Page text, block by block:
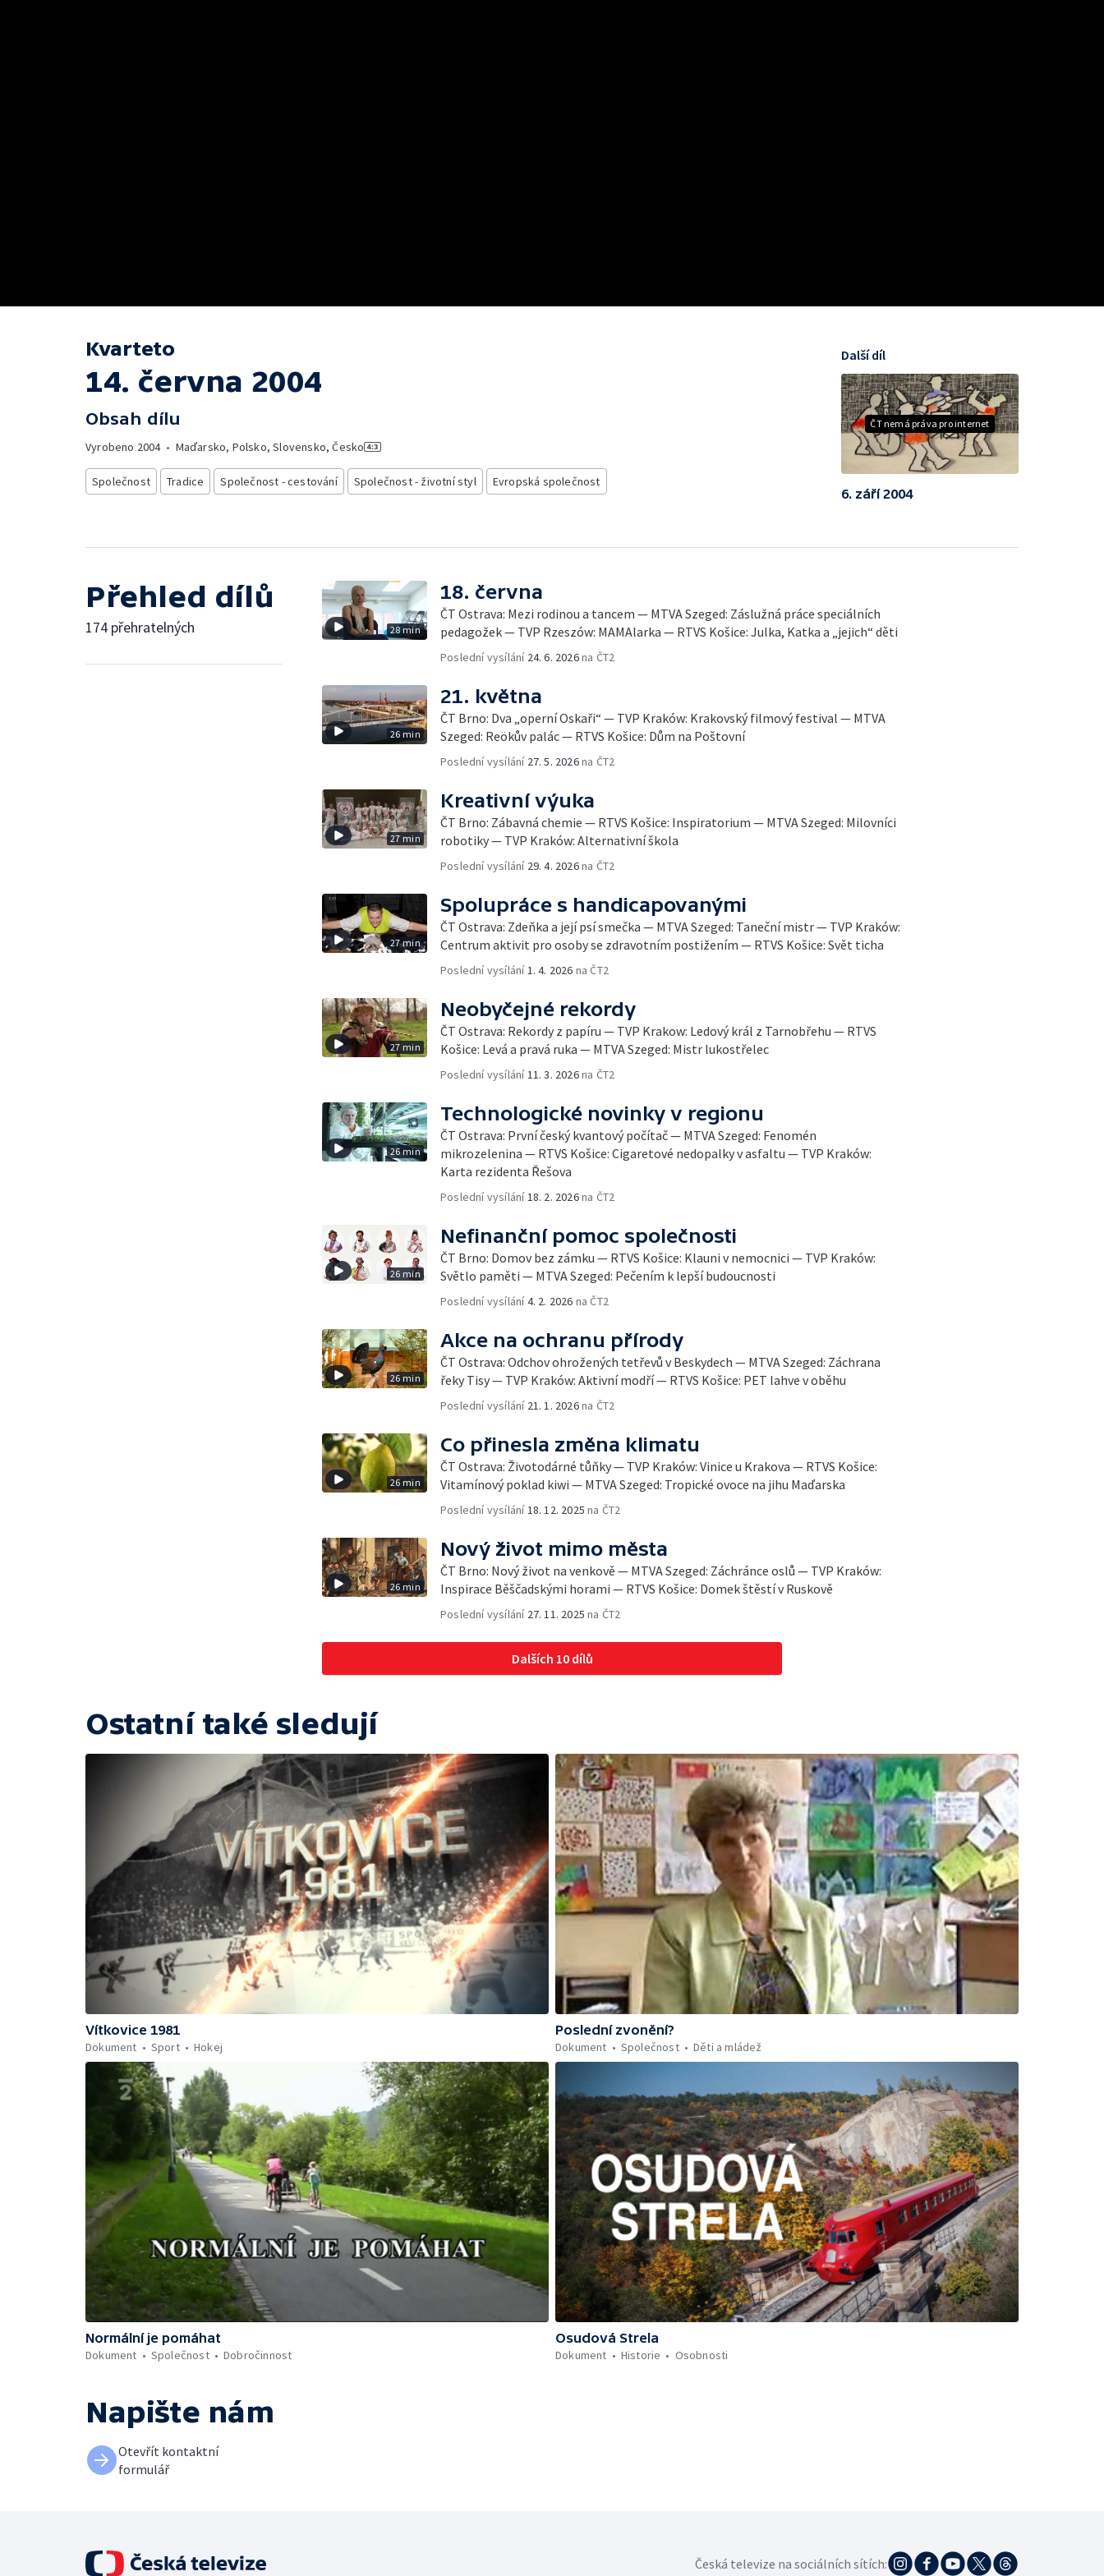
Kvarteto
14. června 2004
Obsah dílu
Vyrobeno 2004• Maďarsko, Polsko, Slovensko, Česko
Společnost Tradice Společnost - cestování Společnost - životní styl Evropská společnost
ČT nemá práva pro internet
Další díl
6. září 2004
Přehled dílů
174 přehratelných 28 min
18. června
ČT Ostrava: Mezi rodinou a tancem — MTVA Szeged: Záslužná práce speciálních
pedagožek — TVP Rzeszów: MAMAlarka — RTVS Košice: Julka, Katka a „jejich“ děti
Poslední vysílání 24. 6. 2026na ČT2
26 min
21. května
ČT Brno: Dva „operní Oskaři“ — TVP Kraków: Krakovský filmový festival — MTVA
Szeged: Reökův palác — RTVS Košice: Dům na Poštovní
Poslední vysílání 27. 5. 2026na ČT2
27 min
Kreativní výuka
ČT Brno: Zábavná chemie — RTVS Košice: Inspiratorium — MTVA Szeged: Milovníci
robotiky — TVP Kraków: Alternativní škola
Poslední vysílání 29. 4. 2026na ČT2
27 min
Spolupráce s handicapovanými
ČT Ostrava: Zdeňka a její psí smečka — MTVA Szeged: Taneční mistr — TVP Kraków:
Centrum aktivit pro osoby se zdravotním postižením — RTVS Košice: Svět ticha
Poslední vysílání 1. 4. 2026 na ČT2
27 min
Neobyčejné rekordy
ČT Ostrava: Rekordy z papíru — TVP Krakow: Ledový král z Tarnobřehu — RTVS
Košice: Levá a pravá ruka — MTVA Szeged: Mistr lukostřelec
Poslední vysílání 11. 3. 2026na ČT2
26 min
Technologické novinky v regionu
ČT Ostrava: První český kvantový počítač — MTVA Szeged: Fenomén
mikrozelenina — RTVS Košice: Cigaretové nedopalky v asfaltu — TVP Kraków:
Karta rezidenta Řešova
Poslední vysílání 18. 2. 2026na ČT2
26 min
Nefinanční pomoc společnosti
ČT Brno: Domov bez zámku — RTVS Košice: Klauni v nemocnici — TVP Kraków:
Světlo paměti — MTVA Szeged: Pečením k lepší budoucnosti
Poslední vysílání4. 2. 2026 na ČT2
26 min
Akce na ochranu přírody
ČT Ostrava: Odchov ohrožených tetřevů v Beskydech — MTVA Szeged: Záchrana
řeky Tisy — TVP Kraków: Aktivní modří — RTVS Košice: PET lahve v oběhu
Poslední vysílání 21. 1. 2026na ČT2
26 min
Co přinesla změna klimatu
ČT Ostrava: Životodárné tůňky — TVP Kraków: Vinice u Krakova — RTVS Košice:
Vitamínový poklad kiwi — MTVA Szeged: Tropické ovoce na jihu Maďarska
Poslední vysílání 18. 12. 2025 na ČT2
26 min
Nový život mimo města
ČT Brno: Nový život na venkově — MTVA Szeged: Záchránce oslů — TVP Kraków:
Inspirace Běščadskými horami — RTVS Košice: Domek štěstí v Ruskově
Poslední vysílání 27. 11. 2025 na ČT2
Dalších 10 dílů
Ostatní také sledují
Vítkovice 1981
Dokument
Sport Hokej
Poslední zvonění?
Dokument
Společnost Děti a mládež
Normální je pomáhat
Dokument
Společnost Dobročinnost
Osudová Strela
Dokument
Historie Osobnosti
Napište nám
Otevřít kontaktní
formulář
Česká televize na sociálních sítích: